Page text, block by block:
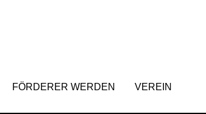
FÖRDERER WERDEN VEREIN